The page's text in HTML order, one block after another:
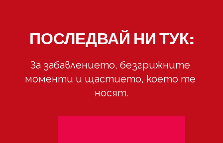
ПОСЛЕДВАЙ НИ ТУК:
За забавлението, безгрижните
моменти и щастието, което те
носят.